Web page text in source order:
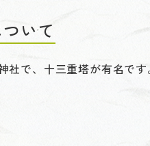
いて
社で、十三重塔が有名で